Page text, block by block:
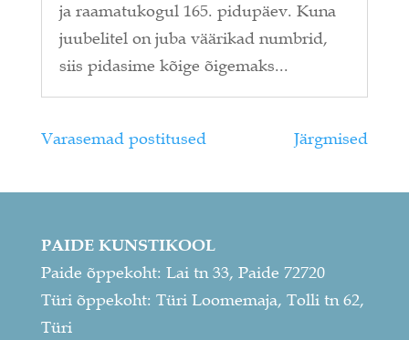
ja raamatukogul 165. pidupäev. Kuna
juubelitel on juba väärikad numbrid,
siis pidasime kõige õigemaks...
Varasemad postitused Järgmised
PAIDE KUNSTIKOOL
Paide õppekoht: Lai tn 33, Paide 72720
Türi õppekoht: Türi Loomemaja, Tolli tn 62,
Türi